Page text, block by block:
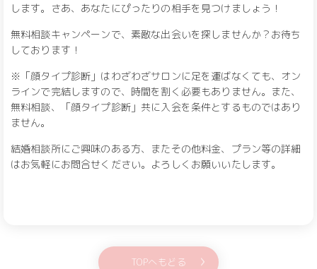
します。さあ、あなたにぴったりの相手を見つけましょう！
無料相談キャンペーンで、素敵な出会いを探しませんか？お待ち
しております！
※「顔タイプ診断」はわざわざサロンに足を運ばなくても、オン
ラインで完結しますので、時間を割く必要もありません。また、
無料相談、「顔タイプ診断」共に入会を条件とするものではあり
ません。
結婚相談所にご興味のある方、またその他料金、プラン等の詳細
はお気軽にお問合せください。よろしくお願いいたします。
TOPへもどる